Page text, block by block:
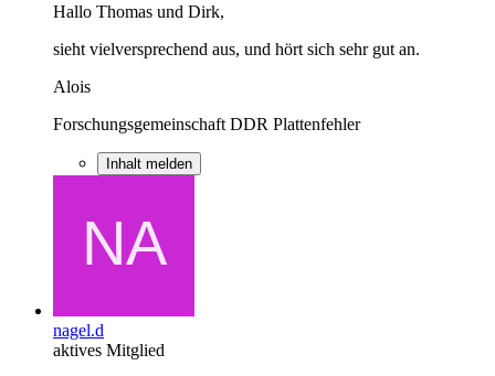
Hallo Thomas und Dirk,
sieht vielversprechend aus, und hört sich sehr gut an.
Alois
Forschungsgemeinschaft DDR Plattenfehler
Inhalt melden
nagel.d
aktives Mitglied